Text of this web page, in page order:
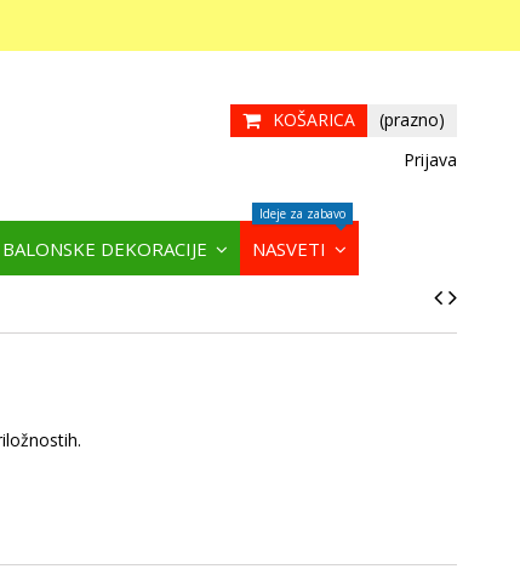
KOŠARICA
(prazno)
Prijava
BALONSKE DEKORACIJE NASVETI
Ideje za zabavo